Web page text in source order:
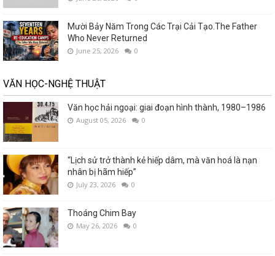
Mười Bảy Năm Trong Các Trại Cải Tạo.The Father
Who Never Returned
June 25, 2026 0
VĂN HỌC-NGHỆ THUẬT
Văn học hải ngoại: giai đoạn hình thành, 1980–1986
August 05, 2026 0
“Lịch sử trở thành kẻ hiếp dâm, mà văn hoá là nạn
nhân bị hãm hiếp”
July 23, 2026 0
Thoáng Chim Bay
May 26, 2026 0